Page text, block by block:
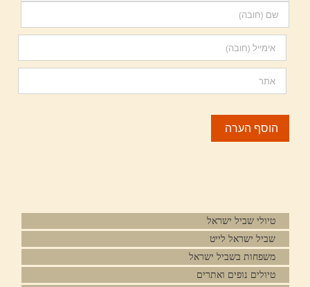
טיולי שביל ישראל
שביל ישראל לייט
משפחות בשביל ישראל
טיולים נופים ואתרים